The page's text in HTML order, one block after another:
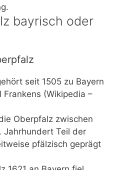
bayrisch oder
seit 1505 zu Bayern
Frankens (Wikipedia –
Oberpfalz zwischen
Jahrhundert Teil der
pfälzisch geprägt